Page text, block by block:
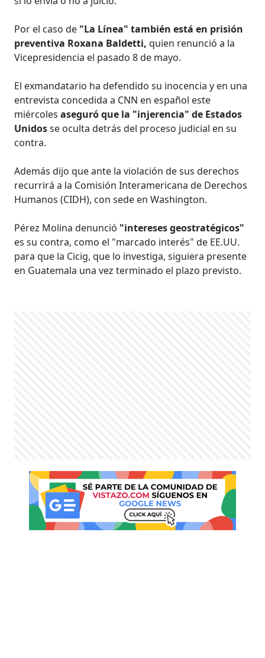
Por el caso de "La Línea" también está en prisión
preventiva Roxana Baldetti, quien renunció a la
Vicepresidencia el pasado 8 de mayo.
El exmandatario ha defendido su inocencia y en una
entrevista concedida a CNN en español este
miércolesaseguró que la "injerencia" de Estados
Unidosse oculta detrás del proceso judicial en su
contra.
Además dijo que ante la violación de sus derechos
recurrirá a la Comisión Interamericana de Derechos
Humanos (CIDH), con sede en Washington.
Pérez Molina denunció "intereses geostratégicos"
es su contra, como el "marcado interés" de EE.UU.
para que la Cicig, que lo investiga, siguiera presente
en Guatemala una vez terminado el plazo previsto.